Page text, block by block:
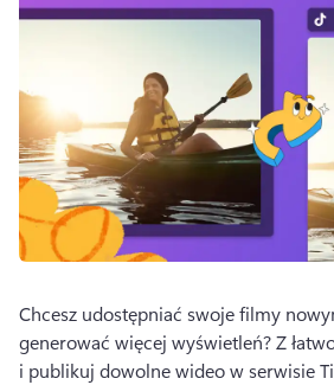
Chcesz udostępniać swoje filmy
generować więcej wyświetleń? Z
i publikuj dowolne wideo w serwisie